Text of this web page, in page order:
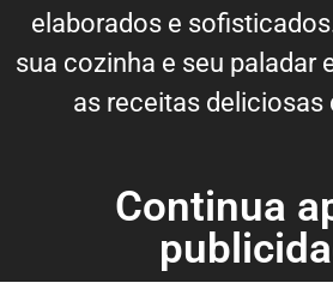
elaborados e
sua cozinha e seu paladar
as receitas deliciosas
Continua